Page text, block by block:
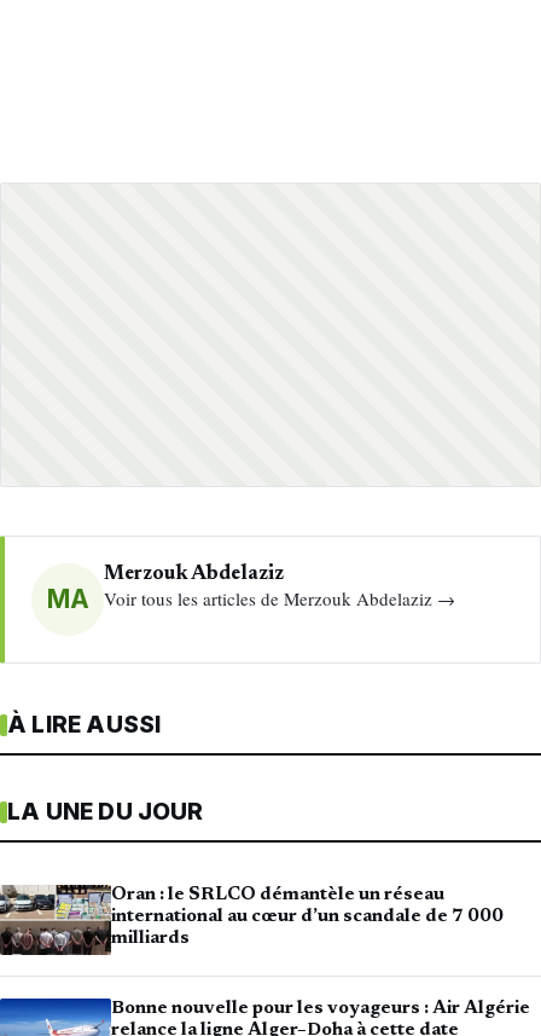
MA
Merzouk Abdelaziz
Voir tous les articles de Merzouk Abdelaziz →
À LIRE AUSSI
LA UNE DU JOUR
Oran : le SRLCO démantèle un réseau
international au cœur d’un scandale de 7 000
milliards
Bonne nouvelle pour les voyageurs : Air Algérie
relance la ligne Alger–Doha à cette date